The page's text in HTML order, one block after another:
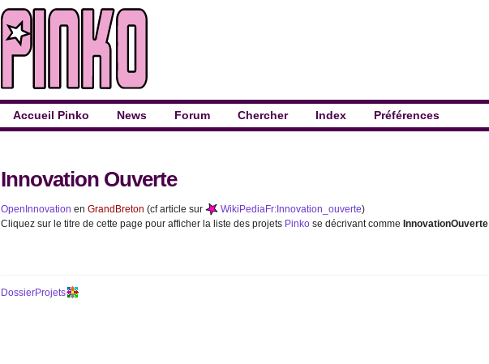
Accueil Pinko News Forum Chercher Index Préférences
Innovation Ouverte
OpenInnovation en GrandBreton (cf article sur WikiPediaFr:Innovation_ouverte)
Cliquez sur le titre de cette page pour afficher la liste des projets Pinko se décrivant comme InnovationOuverte
DossierProjets